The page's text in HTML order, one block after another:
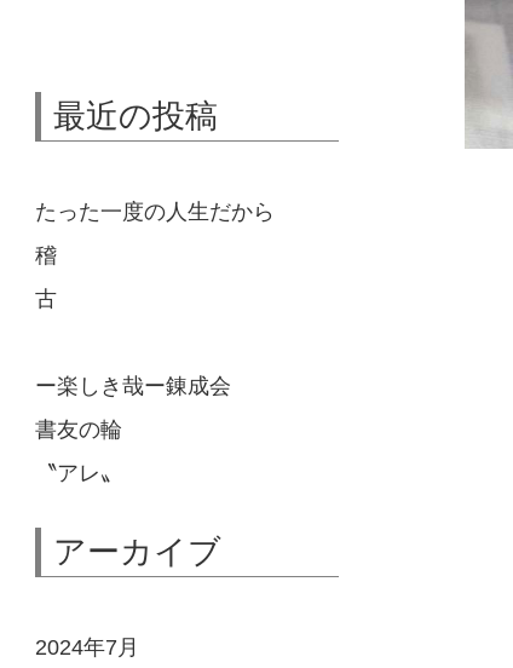
最近の投稿
たった一度の人生だから
稽
古
ー楽しき哉ー錬成会
書友の輪
〝アレ〟
アーカイブ
2024年7月